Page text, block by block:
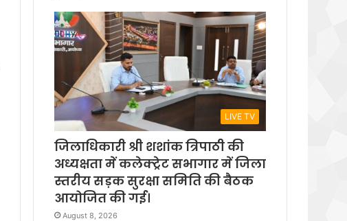
LIVE TV
जिलाधिकारी श्री शशांक त्रिपाठी की
अध्यक्षता में कलेक्ट्रेट सभागार में जिला
स्तरीय सड़क सुरक्षा समिति की बैठक
आयोजित की गई।
August 8, 2026